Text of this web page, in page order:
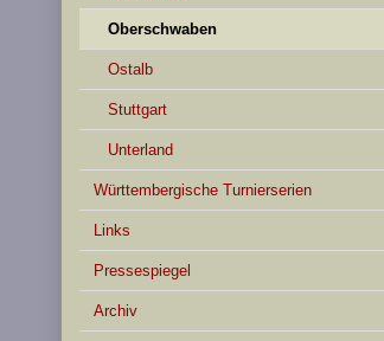
Oberschwaben
Ostalb
Stuttgart
Unterland
Württembergische Turnierserien
Links
Pressespiegel
Archiv